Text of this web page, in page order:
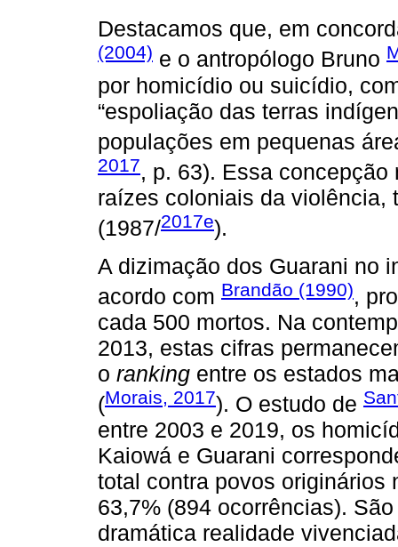
Destacamos que, em
(2004) e o antropólogo Bruno
por homicídio ou suicídio,
“espoliação das terras
populações em pequenas
2017, p. 63). Essa
raízes coloniais da violência,
(1987/2017e).
A dizimação dos Guarani no
acordo com Brandão (1990),
cada 500 mortos. Na
2013, estas cifras
o ranking entre os estados
(Morais, 2017). O estudo de
entre 2003 e 2019, os
Kaiowá e Guarani
total contra povos originários
63,7% (894 ocorrências).
dramática realidade